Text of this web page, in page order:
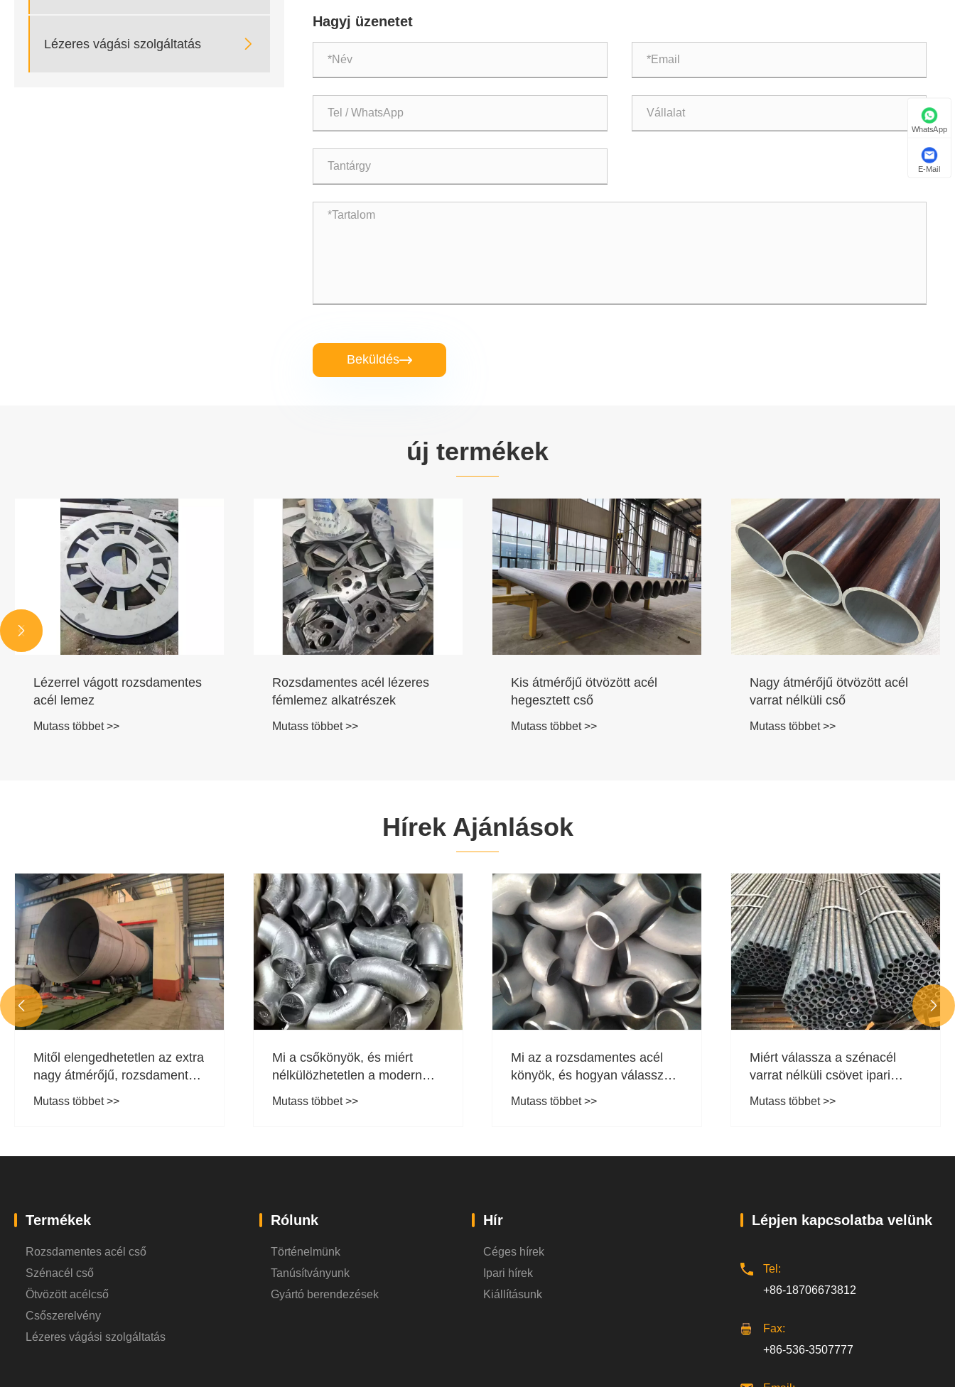
Lézeres vágási szolgáltatás 
Hagyj üzenetet
Beküldés
új termékek
Lézerrel vágott rozsdamentes
acél lemez
Mutass többet >>
Rozsdamentes acél lézeres
fémlemez alkatrészek
Mutass többet >>
Kis átmérőjű ötvözött acél
hegesztett cső
Mutass többet >>
Nagy átmérőjű ötvözött acél
varrat nélküli cső
Mutass többet >>


Hírek Ajánlások
Mitől elengedhetetlen az extra
nagy átmérőjű, rozsdamentes
acélból készült hegesztett
Mutass többet >>
Mi a csőkönyök, és miért
nélkülözhetetlen a modern
csőrendszerekben?
Mutass többet >>
Mi az a rozsdamentes acél
könyök, és hogyan válasszuk
ki a megfelelő típust az ipari
Mutass többet >>
Miért válassza a szénacél
varrat nélküli csövet ipari
alkalmazásokhoz?
Mutass többet >>
 
Termékek
Rozsdamentes acél cső
Szénacél cső
Ötvözött acélcső
Csőszerelvény
Lézeres vágási szolgáltatás
Rólunk
Történelmünk
Tanúsítványunk
Gyártó berendezések
Hír
Céges hírek
Ipari hírek
Kiállításunk
Lépjen kapcsolatba velünk
Tel:
+86-18706673812
Fax:
+86-536-3507777
WhatsApp
E-Mail